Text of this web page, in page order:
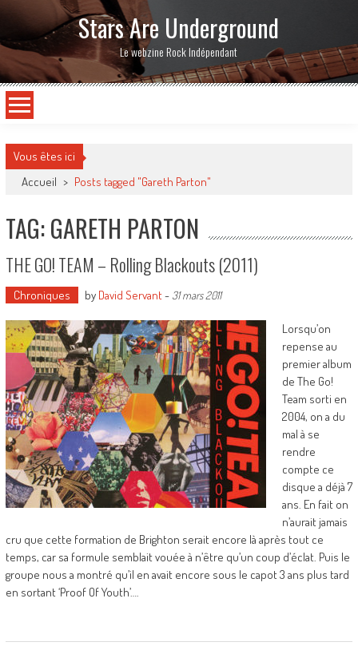
Stars Are Underground
Le webzine Rock Indépendant
Vous êtes ici
Accueil > Posts tagged "Gareth Parton"
TAG: GARETH PARTON
THE GO! TEAM – Rolling Blackouts (2011)
Chroniques by David Servant- 31 mars 2011
Lorsqu’on
repense au
premier album
de The Go!
Team sorti en
2004, on a du
mal à se
rendre
compte ce
disque a déjà 7
ans. En fait on
n’aurait jamais
cru que cette formation de Brighton serait encore là après tout ce
temps, car sa formule semblait vouée à n’être qu’un coup d’éclat. Puis le
groupe nous a montré qu’il en avait encore sous le capot 3 ans plus tard
en sortant ‘Proof Of Youth’….